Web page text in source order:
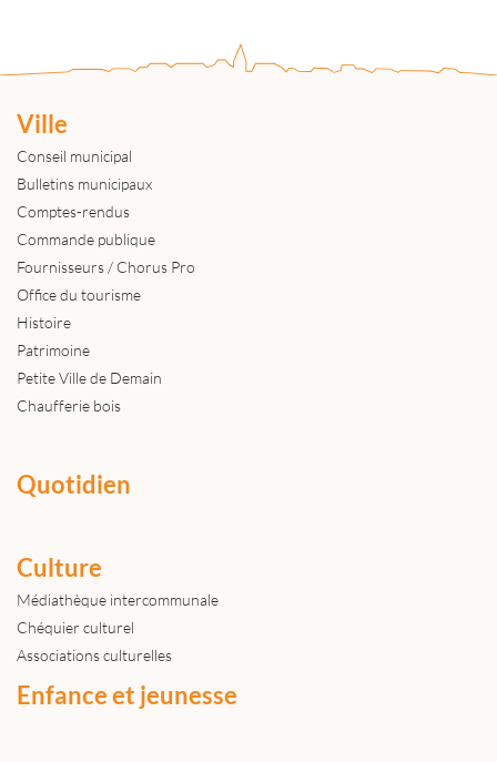
Ville
Conseil municipal
Bulletins municipaux
Comptes-rendus
Commande publique
Fournisseurs / Chorus Pro
Office du tourisme
Histoire
Patrimoine
Petite Ville de Demain
Chaufferie bois
Quotidien
Culture
Médiathèque intercommunale
Chéquier culturel
Associations culturelles
Enfance et jeunesse